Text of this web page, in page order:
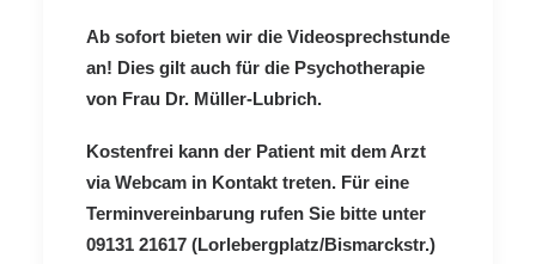
Ab sofort bieten wir die Videosprechstunde
an! Dies gilt auch für die Psychotherapie
von Frau Dr. Müller-Lubrich.
Kostenfrei kann der Patient mit dem Arzt
via Webcam in Kontakt treten. Für eine
Terminvereinbarung rufen Sie bitte unter
09131 21617 (Lorlebergplatz/Bismarckstr.)